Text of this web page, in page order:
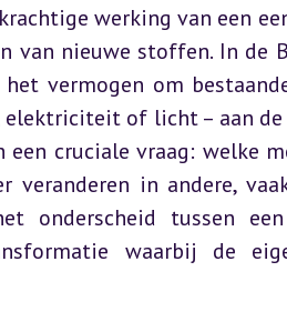
werking van een
van nieuwe stoffen. In de
vermogen om
of licht – aan
cruciale vraag: welke
in andere,
onderscheid tussen een
waarbij de